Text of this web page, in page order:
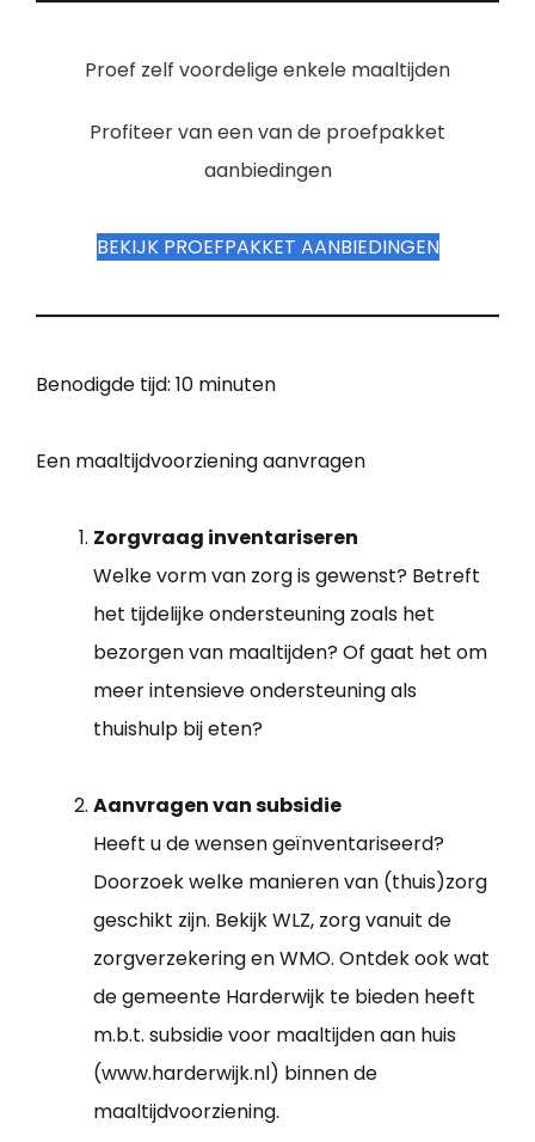
Proef zelf voordelige enkele maaltijden
Profiteer van een van de proefpakket
aanbiedingen
BEKIJK PROEFPAKKET AANBIEDINGEN
Benodigde tijd: 10 minuten
Een maaltijdvoorziening aanvragen
Zorgvraag inventariseren
Welke vorm van zorg is gewenst? Betreft
het tijdelijke ondersteuning zoals het
bezorgen van maaltijden? Of gaat het om
meer intensieve ondersteuning als
thuishulp bij eten?
Aanvragen van subsidie
Heeft u de wensen geïnventariseerd?
Doorzoek welke manieren van (thuis)zorg
geschikt zijn. Bekijk WLZ, zorg vanuit de
zorgverzekering en WMO. Ontdek ook wat
de gemeente Harderwijk te bieden heeft
m.b.t. subsidie voor maaltijden aan huis
(www.harderwijk.nl) binnen de
maaltijdvoorziening.